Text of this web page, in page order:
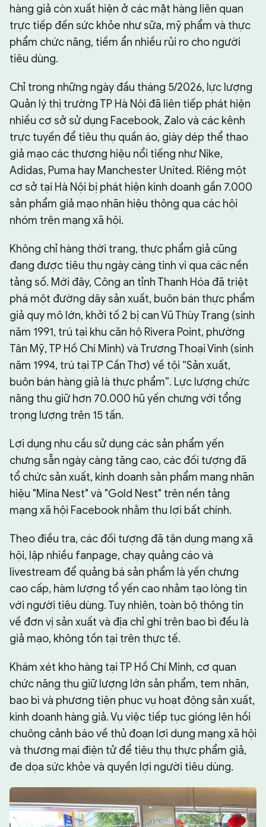
hàng giả còn xuất hiện ở các mặt hàng liên quan
trực tiếp đến sức khỏe như sữa, mỹ phẩm và thực
phẩm chức năng, tiềm ẩn nhiều rủi ro cho người
tiêu dùng.
Chỉ trong những ngày đầu tháng 5/2026, lực lượng
Quản lý thị trường TP Hà Nội đã liên tiếp phát hiện
nhiều cơ sở sử dụng Facebook, Zalo và các kênh
trực tuyến để tiêu thụ quần áo, giày dép thể thao
giả mạo các thương hiệu nổi tiếng như Nike,
Adidas, Puma hay Manchester United. Riêng một
cơ sở tại Hà Nội bị phát hiện kinh doanh gần 7.000
sản phẩm giả mạo nhãn hiệu thông qua các hội
nhóm trên mạng xã hội.
Không chỉ hàng thời trang, thực phẩm giả cũng
đang được tiêu thụ ngày càng tinh vi qua các nền
tảng số. Mới đây, Công an tỉnh Thanh Hóa đã triệt
phá một đường dây sản xuất, buôn bán thực phẩm
giả quy mô lớn, khởi tố 2 bị can Vũ Thùy Trang (sinh
năm 1991, trú tại khu căn hộ Rivera Point, phường
Tân Mỹ, TP Hồ Chí Minh) và Trương Thoại Vinh (sinh
năm 1994, trú tại TP Cần Thơ) về tội “Sản xuất,
buôn bán hàng giả là thực phẩm”. Lực lượng chức
năng thu giữ hơn 70.000 hũ yến chưng với tổng
trọng lượng trên 15 tấn.
Lợi dụng nhu cầu sử dụng các sản phẩm yến
chưng sẵn ngày càng tăng cao, các đối tượng đã
tổ chức sản xuất, kinh doanh sản phẩm mang nhãn
hiệu "Mina Nest" và "Gold Nest" trên nền tảng
mạng xã hội Facebook nhằm thu lợi bất chính.
Theo điều tra, các đối tượng đã tận dụng mạng xã
hội, lập nhiều fanpage, chạy quảng cáo và
livestream để quảng bá sản phẩm là yến chưng
cao cấp, hàm lượng tổ yến cao nhằm tạo lòng tin
với người tiêu dùng. Tuy nhiên, toàn bộ thông tin
về đơn vị sản xuất và địa chỉ ghi trên bao bì đều là
giả mạo, không tồn tại trên thực tế.
Khám xét kho hàng tại TP Hồ Chí Minh, cơ quan
chức năng thu giữ lượng lớn sản phẩm, tem nhãn,
bao bì và phương tiện phục vụ hoạt động sản xuất,
kinh doanh hàng giả. Vụ việc tiếp tục gióng lên hồi
chuông cảnh báo về thủ đoạn lợi dụng mạng xã hội
và thương mại điện tử để tiêu thụ thực phẩm giả,
đe dọa sức khỏe và quyền lợi người tiêu dùng.